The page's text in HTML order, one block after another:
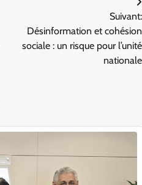
Suivant:
Désinformation et cohésion
sociale : un risque pour l’unité
nationale